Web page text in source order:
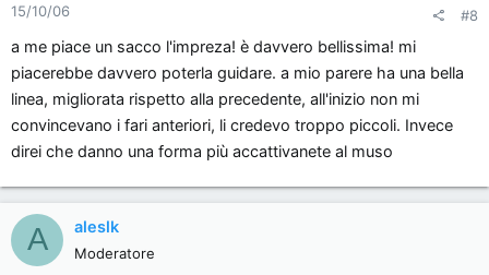
15/10/06 #8
a me piace un sacco l'impreza! è davvero bellissima! mi
piacerebbe davvero poterla guidare. a mio parere ha una bella
linea, migliorata rispetto alla precedente, all'inizio non mi
convincevano i fari anteriori, li credevo troppo piccoli. Invece
direi che danno una forma più accattivanete al muso
A aleslk
Moderatore